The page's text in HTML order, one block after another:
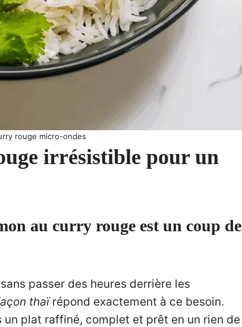
rouge micro-ondes
irrésistible pour un
au curry rouge est un coup de
passer des heures derrière les
thaïrépond exactement à ce besoin.
plat raffiné, complet et prêt en un rien de